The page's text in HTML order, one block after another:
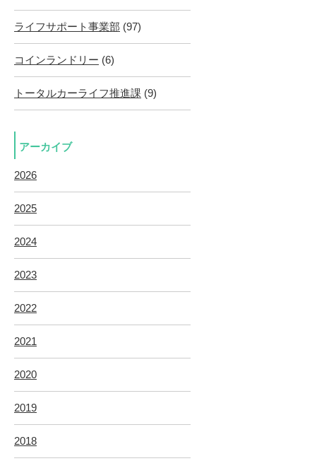
ライフサポート事業部 (97)
コインランドリー (6)
トータルカーライフ推進課 (9)
アーカイブ
2026
2025
2024
2023
2022
2021
2020
2019
2018